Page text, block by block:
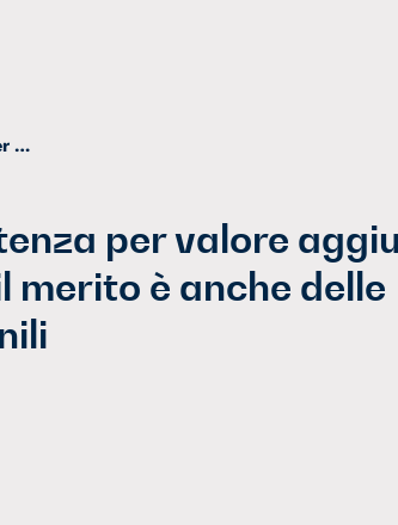
Italia prima potenza per valore aggiunto in agricoltura: il merito è anche delle imprese femminili
per valore
è anche delle